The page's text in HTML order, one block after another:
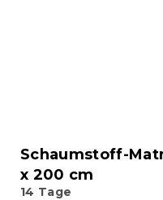
Schaumstoff-
x 200 cm
14 Tage